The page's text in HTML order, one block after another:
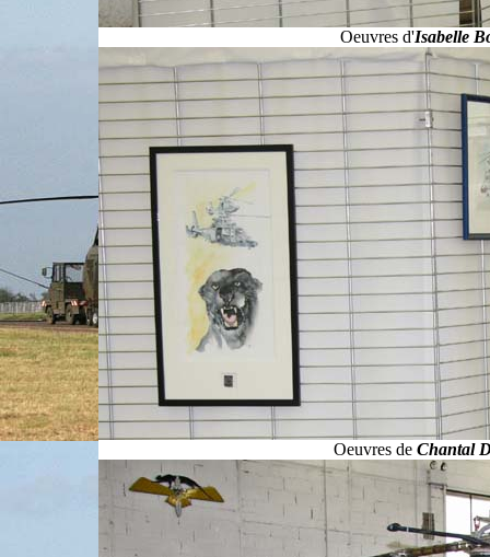
Oeuvres d'Isabelle
Oeuvres de Chantal